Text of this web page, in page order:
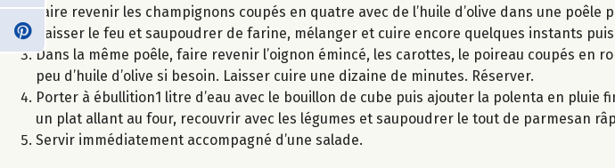
Faire revenir les champignons coupés en quatre avec de l’huile d’olive dans une
baisser le feu et saupoudrer de farine, mélanger et cuire encore quelques instants
Dans la même poêle, faire revenir l’oignon émincé, les carottes, le poireau coupés en
peu d’huile d’olive si besoin. Laisser cuire une dizaine de minutes. Réserver.
Porter à ébullition1 litre d’eau avec le bouillon de cube puis ajouter la polenta en pluie
un plat allant au four, recouvrir avec les légumes et saupoudrer le tout de parmesan
Servir immédiatement accompagné d’une salade.